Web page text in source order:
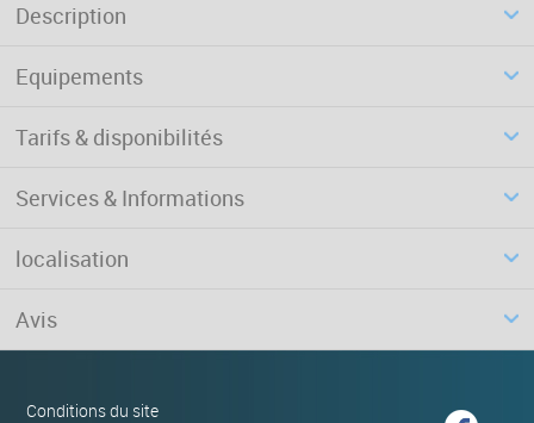
Description
Equipements
Tarifs & disponibilités
Services & Informations
localisation
Avis
Conditions du site